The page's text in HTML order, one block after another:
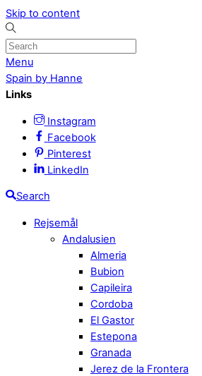
Skip to content
Menu
Spain by Hanne
Links
Instagram
Facebook
Pinterest
LinkedIn
Search
Rejsemål
Andalusien
Almeria
Bubion
Capileira
Cordoba
El Gastor
Estepona
Granada
Jerez de la Frontera